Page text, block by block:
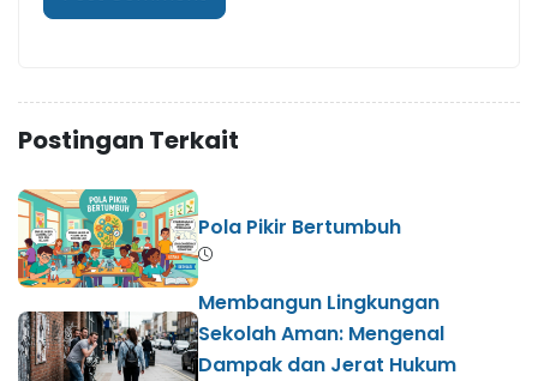
Postingan Terkait
Pola Pikir Bertumbuh
​Membangun Lingkungan
Sekolah Aman: Mengenal
Dampak dan Jerat Hukum